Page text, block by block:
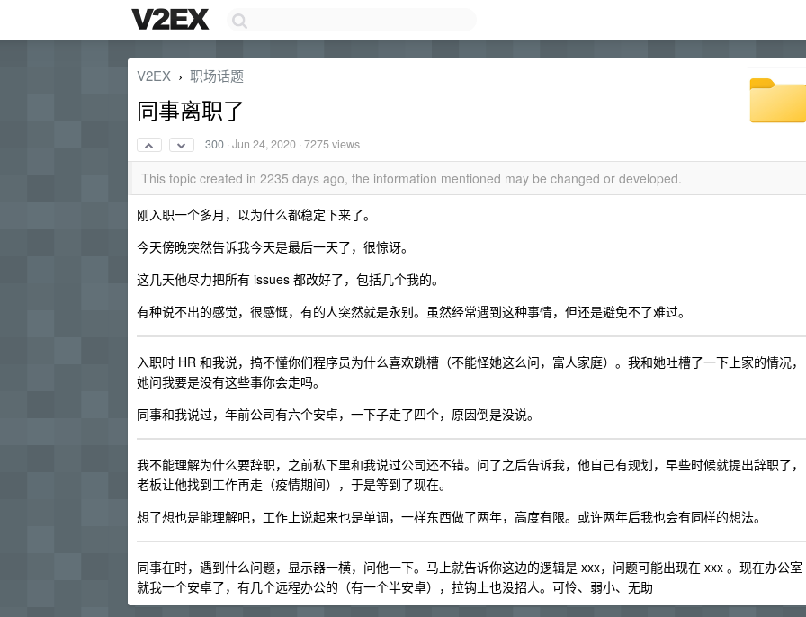
V2EX › 职场话题
同事离职了
300 ·Jun 24, 2020 · 7275 views
This topic created in 2235 days ago, the information mentioned may be changed or developed.
刚入职一个多月，以为什么都稳定下来了。
今天傍晚突然告诉我今天是最后一天了，很惊讶。
这几天他尽力把所有 issues 都改好了，包括几个我的。
有种说不出的感觉，很感慨，有的人突然就是永别。虽然经常遇到这种事情，但还是避免不了难过。
入职时 HR 和我说，搞不懂你们程序员为什么喜欢跳槽（不能怪她这么问，富人家庭）。我和她吐槽了一下上家的情况，
她问我要是没有这些事你会走吗。
同事和我说过，年前公司有六个安卓，一下子走了四个，原因倒是没说。
我不能理解为什么要辞职，之前私下里和我说过公司还不错。问了之后告诉我，他自己有规划，早些时候就提出辞职了，
老板让他找到工作再走（疫情期间），于是等到了现在。
想了想也是能理解吧，工作上说起来也是单调，一样东西做了两年，高度有限。或许两年后我也会有同样的想法。
同事在时，遇到什么问题，显示器一横，问他一下。马上就告诉你这边的逻辑是 xxx，问题可能出现在 xxx 。现在办公室
就我一个安卓了，有几个远程办公的（有一个半安卓），拉钩上也没招人。可怜、弱小、无助